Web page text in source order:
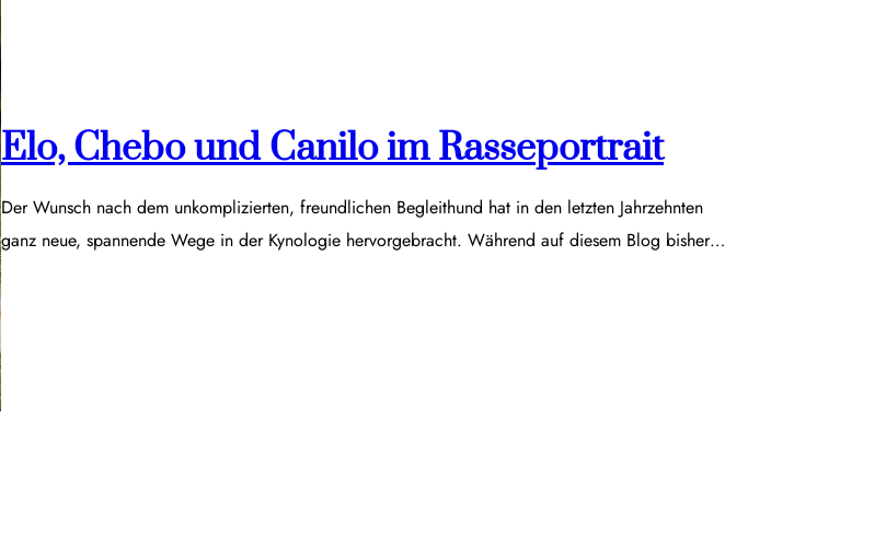
Elo, Chebo und Canilo im Rasseportrait
Der Wunsch nach dem unkomplizierten, freundlichen Begleithund hat in den letzten Jahrzehnten
ganz neue, spannende Wege in der Kynologie hervorgebracht. Während auf diesem Blog bisher…